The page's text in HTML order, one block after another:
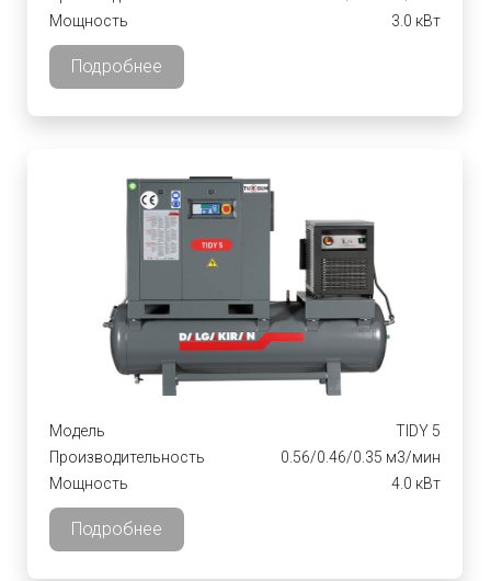
Мощность
3.0 кВт
Подробнее
Модель
TIDY 5
Производительность
0.56/0.46/0.35 м3/мин
Мощность
4.0 кВт
Подробнее